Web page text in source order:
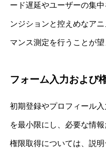
ード遅延やユーザーの集
ンジションと控えめなア
マンス測定を行うことが望
フォーム入力および
初期登録やプロフィール
を最小限にし、必要な情
権限取得については、説